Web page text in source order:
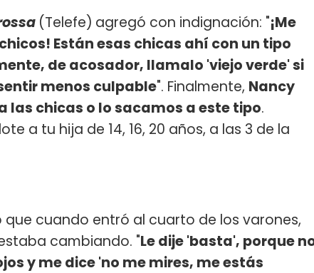
(Telefe) agregó con indignación: "¡Me
Están esas chicas ahí con un tipo
de acosador, llamalo 'viejo verde' si
menos culpable". Finalmente, Nancy
las chicas o lo sacamos a este tipo.
a tu hija de 14, 16, 20 años, a las 3 de la
cuando entró al cuarto de los varones,
cambiando. "Le dije 'basta', porque
y me dice 'no me mires, me estás